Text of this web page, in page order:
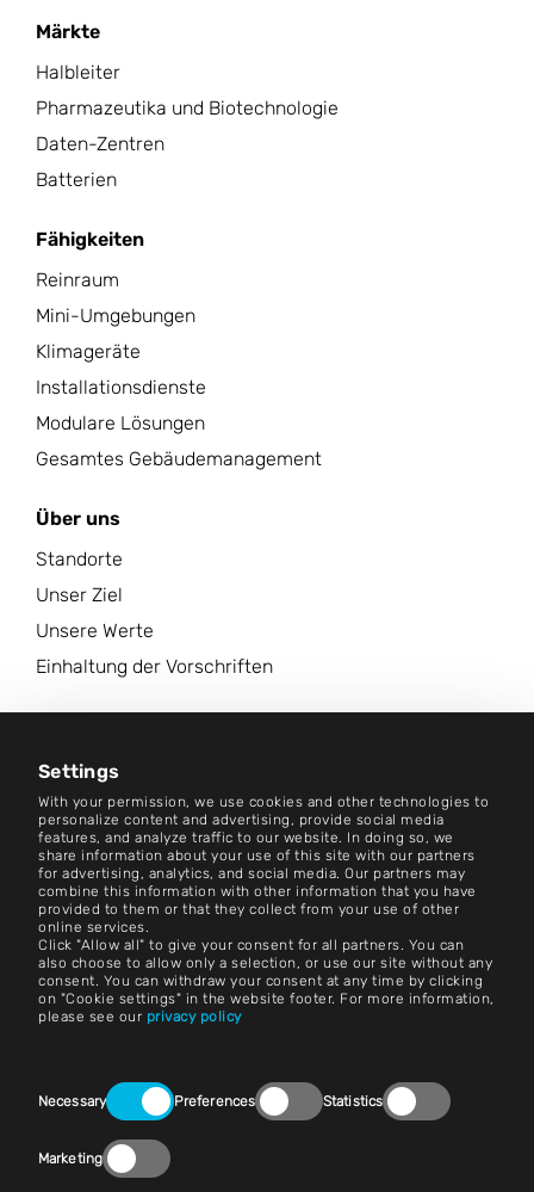
Settings
With your permission, we use cookies and other technologies to
personalize content and advertising, provide social media
features, and analyze traffic to our website. In doing so, we
share information about your use of this site with our partners
for advertising, analytics, and social media. Our partners may
combine this information with other information that you have
provided to them or that they collect from your use of other
online services.
Click "Allow all" to give your consent for all partners. You can
also choose to allow only a selection, or use our site without any
consent. You can withdraw your consent at any time by clicking
on "Cookie settings" in the website footer. For more information,
please see our privacy policy
Selection
Necessary Preferences Statistics
Marketing
Märkte
Halbleiter
Pharmazeutika und Biotechnologie
Daten-Zentren
Batterien
Fähigkeiten
Reinraum
Mini-Umgebungen
Klimageräte
Installationsdienste
Modulare Lösungen
Gesamtes Gebäudemanagement
Über uns
Standorte
Unser Ziel
Unsere Werte
Einhaltung der Vorschriften
Nachrichtenzentrum
Kontakt
Karriere
Bedingungen und Konditionen
Impressum
Rechtlicher Hinweis
Kontakt
Cookie-Einstellungen